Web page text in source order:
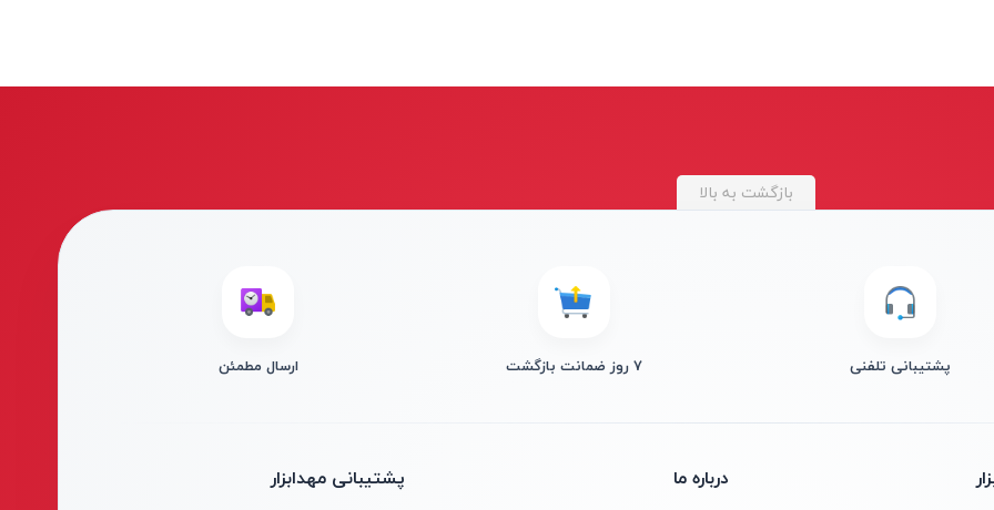
بازگشت به بالا
پشتیبانی تلفنی ۷ روز ضمانت بازگشت ارسال مطمئن
درباره ما پشتیبانی مهدابزار